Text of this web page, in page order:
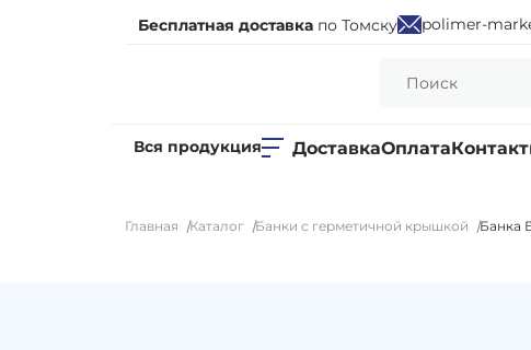
Бесплатная доставка по Томску polimer-
Вся продукция ДоставкаОплата
Главная Каталог Банки с герметичной крышкой Банка